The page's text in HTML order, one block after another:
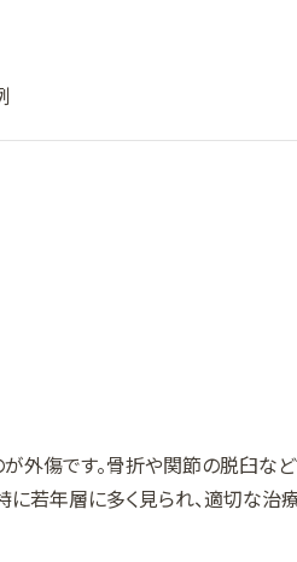
外傷です。骨折や関節の脱臼な
に若年層に多く見られ、適切な